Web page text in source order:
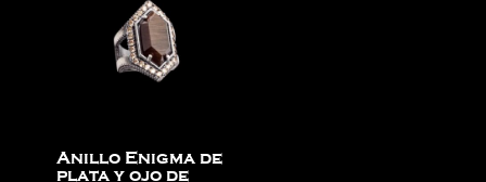
Anillo Enigma de
plata y ojo de